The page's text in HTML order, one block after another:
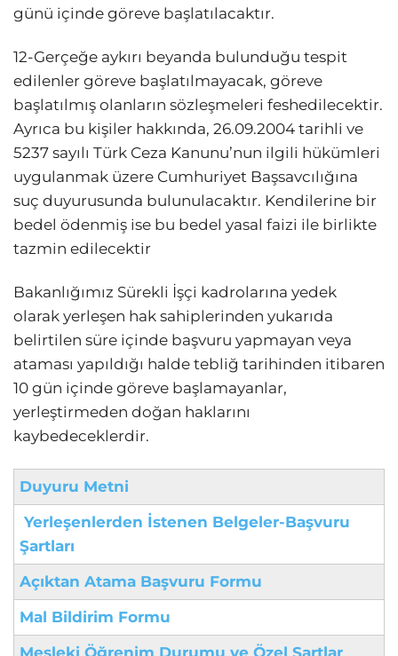
günü içinde göreve başlatılacaktır.
12-Gerçeğe aykırı beyanda bulunduğu tespit
edilenler göreve başlatılmayacak, göreve
başlatılmış olanların sözleşmeleri feshedilecektir.
Ayrıca bu kişiler hakkında, 26.09.2004 tarihli ve
5237 sayılı Türk Ceza Kanunu’nun ilgili hükümleri
uygulanmak üzere Cumhuriyet Başsavcılığına
suç duyurusunda bulunulacaktır. Kendilerine bir
bedel ödenmiş ise bu bedel yasal faizi ile birlikte
tazmin edilecektir
Bakanlığımız Sürekli İşçi kadrolarına yedek
olarak yerleşen hak sahiplerinden yukarıda
belirtilen süre içinde başvuru yapmayan veya
ataması yapıldığı halde tebliğ tarihinden itibaren
10 gün içinde göreve başlamayanlar,
yerleştirmeden doğan haklarını
kaybedeceklerdir.
Duyuru Metni
Yerleşenlerden İstenen Belgeler-Başvuru
Şartları
Açıktan Atama Başvuru Formu
Mal Bildirim Formu
Mesleki Öğrenim Durumu ve Özel Şartlar